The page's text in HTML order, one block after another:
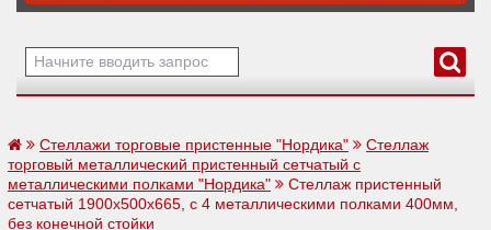
Стеллажи торговые пристенные "Нордика"
Стеллаж
торговый металлический пристенный сетчатый с
металлическими полками "Нордика"
Стеллаж пристенный
сетчатый 1900х500х665, с 4 металлическими полками 400мм,
без конечной стойки